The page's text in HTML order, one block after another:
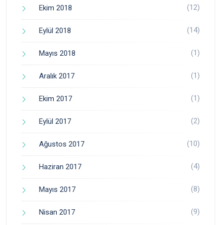
Ekim 2018 (12)
Eylül 2018 (14)
Mayıs 2018 (1)
Aralık 2017 (1)
Ekim 2017 (1)
Eylül 2017 (2)
Ağustos 2017 (10)
Haziran 2017 (4)
Mayıs 2017 (8)
Nisan 2017 (9)